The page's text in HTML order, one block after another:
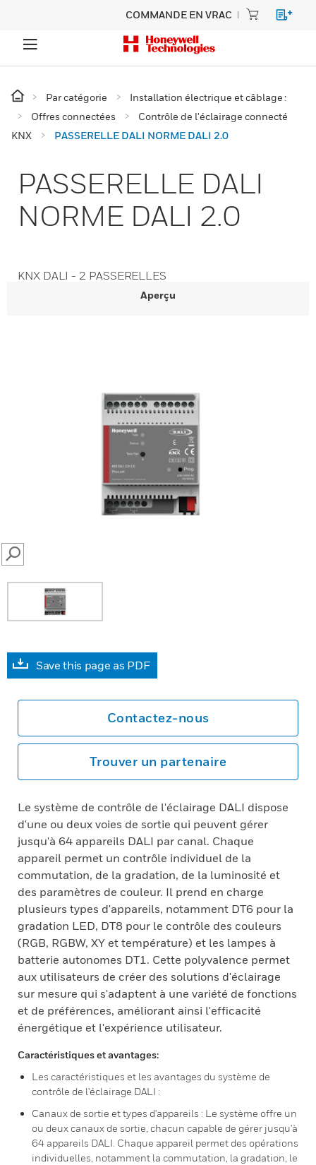
COMMANDE EN VRAC
Par catégorie
Installation électrique et câblage :
Offres connectées
Contrôle de l'éclairage connecté
KNX
PASSERELLE DALI NORME DALI 2.0
PASSERELLE DALI
NORME DALI 2.0
KNX DALI - 2 PASSERELLES
Aperçu
SEARCH
Save this page as PDF
Contactez-nous
Trouver un partenaire
Le système de contrôle de l'éclairage DALI dispose
d'une ou deux voies de sortie qui peuvent gérer
jusqu'à 64 appareils DALI par canal. Chaque
appareil permet un contrôle individuel de la
commutation, de la gradation, de la luminosité et
des paramètres de couleur. Il prend en charge
plusieurs types d'appareils, notamment DT6 pour la
gradation LED, DT8 pour le contrôle des couleurs
(RGB, RGBW, XY et température) et les lampes à
batterie autonomes DT1. Cette polyvalence permet
aux utilisateurs de créer des solutions d'éclairage
sur mesure qui s'adaptent à une variété de fonctions
et de préférences, améliorant ainsi l'efficacité
énergétique et l'expérience utilisateur.
Caractéristiques et avantages:
Les caractéristiques et les avantages du système de
contrôle de l'éclairage DALI :
Canaux de sortie et types d'appareils : Le système offre un
ou deux canaux de sortie, chacun capable de gérer jusqu'à
64 appareils DALI. Chaque appareil permet des opérations
individuelles, notamment la commutation, la gradation, le